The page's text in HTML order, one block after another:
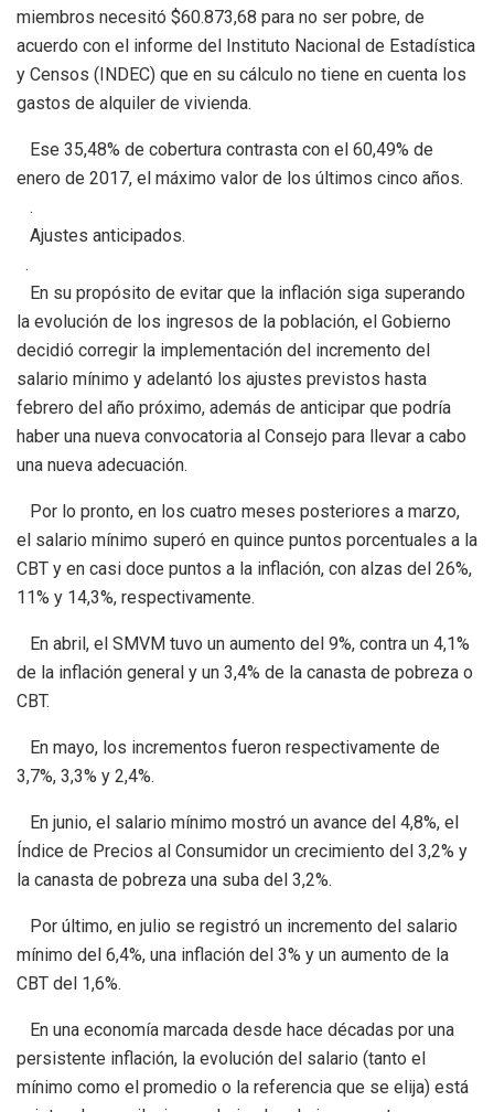
miembros necesitó $60.873,68 para no ser pobre, de
acuerdo con el informe del Instituto Nacional de Estadística
y Censos (INDEC) que en su cálculo no tiene en cuenta los
gastos de alquiler de vivienda.
Ese 35,48% de cobertura contrasta con el 60,49% de
enero de 2017, el máximo valor de los últimos cinco años.
.
Ajustes anticipados.
.
En su propósito de evitar que la inflación siga superando
la evolución de los ingresos de la población, el Gobierno
decidió corregir la implementación del incremento del
salario mínimo y adelantó los ajustes previstos hasta
febrero del año próximo, además de anticipar que podría
haber una nueva convocatoria al Consejo para llevar a cabo
una nueva adecuación.
Por lo pronto, en los cuatro meses posteriores a marzo,
el salario mínimo superó en quince puntos porcentuales a la
CBT y en casi doce puntos a la inflación, con alzas del 26%,
11% y 14,3%, respectivamente.
En abril, el SMVM tuvo un aumento del 9%, contra un 4,1%
de la inflación general y un 3,4% de la canasta de pobreza o
CBT.
En mayo, los incrementos fueron respectivamente de
3,7%, 3,3% y 2,4%.
En junio, el salario mínimo mostró un avance del 4,8%, el
Índice de Precios al Consumidor un crecimiento del 3,2% y
la canasta de pobreza una suba del 3,2%.
Por último, en julio se registró un incremento del salario
mínimo del 6,4%, una inflación del 3% y un aumento de la
CBT del 1,6%.
En una economía marcada desde hace décadas por una
persistente inflación, la evolución del salario (tanto el
mínimo como el promedio o la referencia que se elija) está